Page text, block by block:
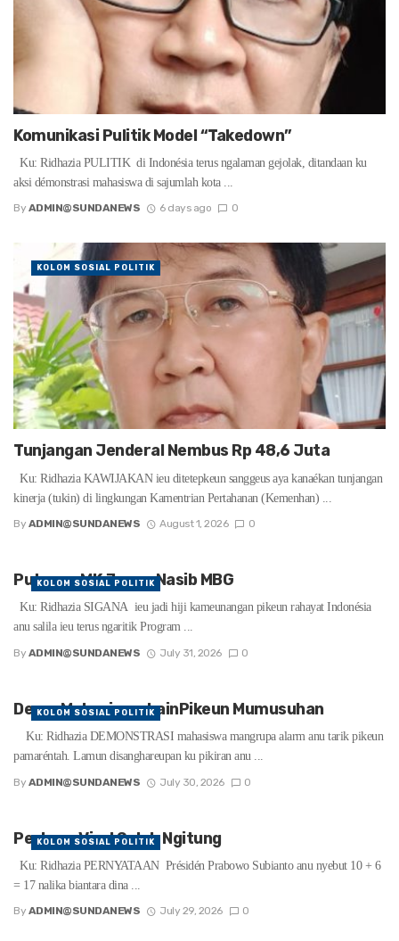
Komunikasi Pulitik Model “Takedown”
Ku: Ridhazia PULITIK di Indonésia terus ngalaman gejolak, ditandaan ku
aksi démonstrasi mahasiswa di sajumlah kota ...
By ADMIN@SUNDANEWS 6 days ago 0
Tunjangan Jenderal Nembus Rp 48,6 Juta
Ku: Ridhazia KAWIJAKAN ieu ditetepkeun sanggeus aya kanaékan tunjangan
kinerja (tukin) di lingkungan Kamentrian Pertahanan (Kemenhan) ...
By ADMIN@SUNDANEWS August 1, 2026 0
KOLOM SOSIAL POLITIK
Putusan MK Jeung Nasib MBG
Ku: Ridhazia SIGANA ieu jadi hiji kameunangan pikeun rahayat Indonésia
anu salila ieu terus ngaritik Program ...
By ADMIN@SUNDANEWS July 31, 2026 0
KOLOM SOSIAL POLITIK
Demo Mahasiswa LainPikeun Mumusuhan
Ku: Ridhazia DEMONSTRASI mahasiswa mangrupa alarm anu tarik pikeun
pamaréntah. Lamun disanghareupan ku pikiran anu ...
By ADMIN@SUNDANEWS July 30, 2026 0
KOLOM SOSIAL POLITIK
Perkara Viral Salah Ngitung
Ku: Ridhazia PERNYATAAN Présidén Prabowo Subianto anu nyebut 10 + 6
= 17 nalika biantara dina ...
By ADMIN@SUNDANEWS July 29, 2026 0
KOLOM SOSIAL POLITIK